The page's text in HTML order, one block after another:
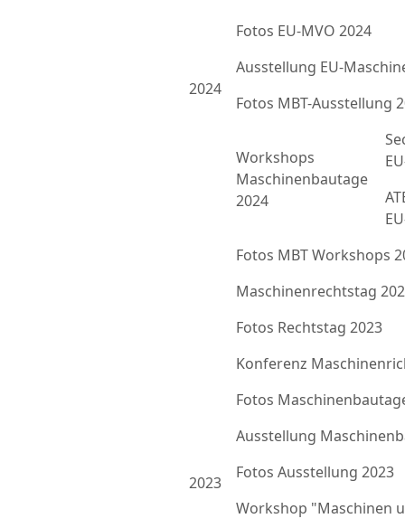
2024
Fotos EU-MVO 2024
Ausstellung EU-
Fotos MBT-Ausstellung
Workshops
Maschinenbautage
2024
Fotos MBT Workshops
2023
Maschinenrechtstag
Fotos Rechtstag 2023
Konferenz
Fotos
Ausstellung
Fotos Ausstellung 2023
Workshop "Maschinen